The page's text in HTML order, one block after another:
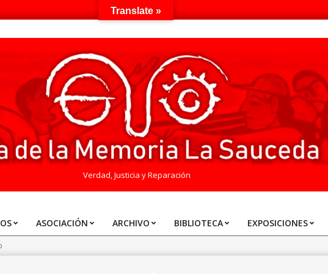
Verdad, Justicia y Reparación
ASOCIACIÓN ARCHIVO BIBLIOTECA EXPOSICIONES
Translate »